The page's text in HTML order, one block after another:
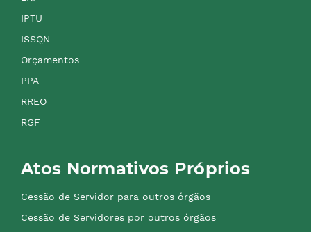
IPTU
ISSQN
Orçamentos
PPA
RREO
RGF
Atos Normativos Próprios
Cessão de Servidor para outros órgãos
Cessão de Servidores por outros órgãos